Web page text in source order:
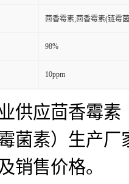
茴香霉素;茴香霉素(链霉
98%
10ppm
供应茴香霉
菌素）生产
销售价格。